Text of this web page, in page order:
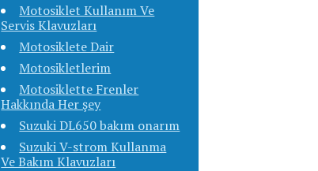
Motosiklet Kullanım Ve
Servis Klavuzları
Motosiklete Dair
Motosikletlerim
Motosiklette Frenler
Hakkında Her şey
Suzuki DL650 bakım onarım
Suzuki V-strom Kullanma
Ve Bakım Klavuzları